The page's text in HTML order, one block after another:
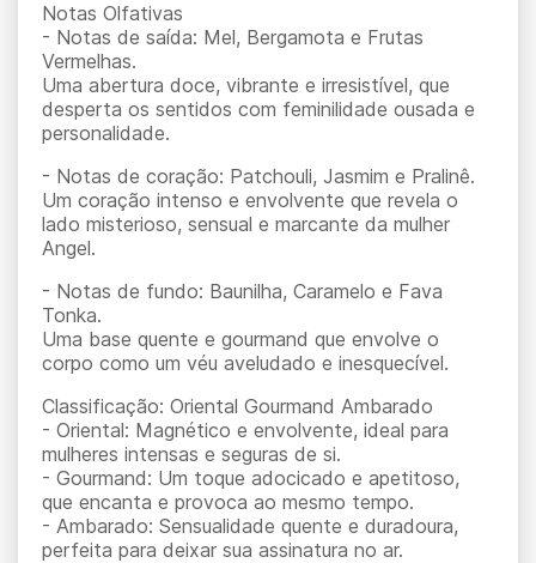
Notas Olfativas
- Notas de saída: Mel, Bergamota e Frutas
Vermelhas.
Uma abertura doce, vibrante e irresistível, que
desperta os sentidos com feminilidade ousada e
personalidade.
- Notas de coração: Patchouli, Jasmim e Pralinê.
Um coração intenso e envolvente que revela o
lado misterioso, sensual e marcante da mulher
Angel.
- Notas de fundo: Baunilha, Caramelo e Fava
Tonka.
Uma base quente e gourmand que envolve o
corpo como um véu aveludado e inesquecível.
Classificação: Oriental Gourmand Ambarado
- Oriental: Magnético e envolvente, ideal para
mulheres intensas e seguras de si.
- Gourmand: Um toque adocicado e apetitoso,
que encanta e provoca ao mesmo tempo.
- Ambarado: Sensualidade quente e duradoura,
perfeita para deixar sua assinatura no ar.